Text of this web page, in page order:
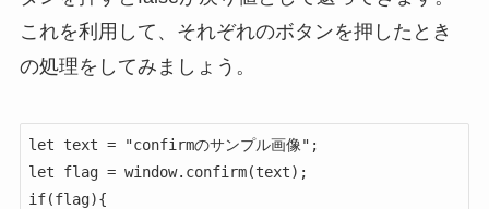
これを利用して、それぞれのボタンを押したとき
の処理をしてみましょう。
let text = "confirmのサンプル画像";
let flag = window.confirm(text);
if(flag){